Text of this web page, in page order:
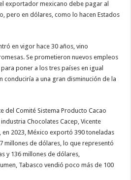
exportador mexicano debe pagar al
pero en dólares, como lo hacen Estados
ó en vigor hace 30 años, vino
Se prometieron nuevos empleos
poner a los tres países en igual
n conduciría a una gran disminución de la
del Comité Sistema Producto Cacao
Chocolates Cacep, Vicente
en 2023, México exportó 390 toneladas
millones de dólares, lo que representó
y 136 millones de dólares,
Tabasco vendió poco más de 100